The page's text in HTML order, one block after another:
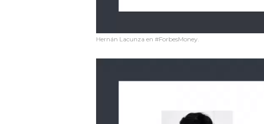
Hernán Lacunza en #ForbesMoney.